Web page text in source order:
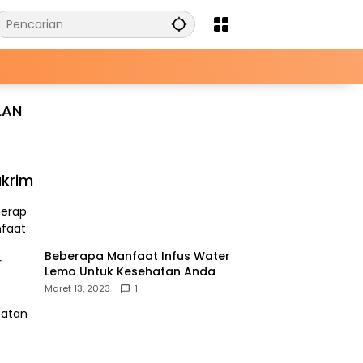
Beberapa Manfaat Infus Water
Lemo Untuk Kesehatan Anda
Maret 13, 2023 1